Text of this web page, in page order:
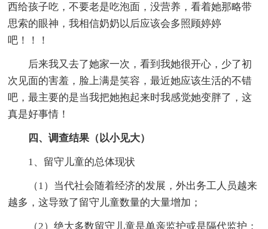
西给孩子吃，不要老是吃泡面，没营养，看着她那略带
思索的眼神，我相信奶奶以后应该会多照顾婷婷
吧！！！
后来我又去了她家一次，看到我她很开心，少了初
次见面的害羞，脸上满是笑容，最近她应该生活的不错
吧，最主要的是当我把她抱起来时我感觉她变胖了，这
真是好事情！
四、调查结果（以小见大）
1、留守儿童的总体现状
（1）当代社会随着经济的发展，外出务工人员越来
越多，这导致了留守儿童数量的大量增加；
（2）绝大多数留守儿童是单亲监护或是隔代监护；